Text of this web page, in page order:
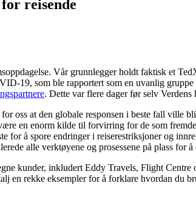
reisende
Vår grunnlegger holdt faktisk et
19, som ble rapportert som en uvanlig
. Dette var flere dager før selv Verdens
oss at den globale responsen i beste fall ville
en enorm kilde til forvirring for de som
for å spore endringer i reiserestriksjoner og
alle verktøyene og prosessene på plass for å
kunder, inkludert Eddy Travels, Flight
en rekke eksempler for å forklare hvordan du